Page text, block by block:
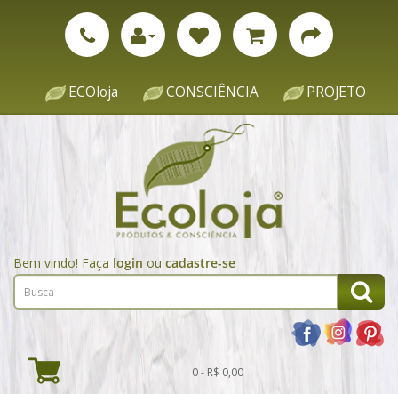
ECOloja CONSCIÊNCIA PROJETO
Bem vindo! Faça login ou cadastre-se
0 - R$ 0,00